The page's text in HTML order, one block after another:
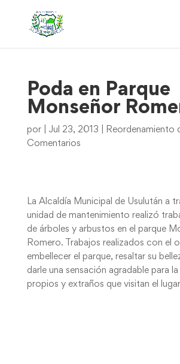
Poda en Parque
Monseñor
por Jul 23, 2013 Reordenamiento
Comentarios
La Alcaldía Municipal de Usulután a
unidad de mantenimiento realizó
de árboles y arbustos en el parque
Romero. Trabajos realizados con el
embellecer el parque, resaltar su
darle una sensación agradable para
propios y extraños que visitan el